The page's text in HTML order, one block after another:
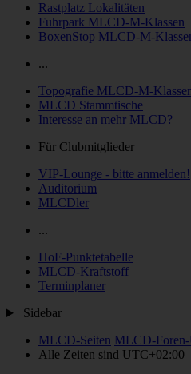
Rastplatz Lokalitäten
Fuhrpark MLCD-M-Klassen
BoxenStop MLCD-M-
...
Topografie MLCD-M-
MLCD Stammtische
Interesse an mehr MLCD?
Für Clubmitglieder
VIP-Lounge - bitte anmelden!
Auditorium
MLCDler
...
HoF-Punktetabelle
MLCD-Kraftstoff
Terminplaner
Sidebar
MLCD-Seiten MLCD-
Alle Zeiten sind UTC+02:00